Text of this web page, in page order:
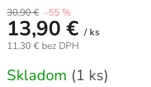
30,90 € –55 %
13,90 € / ks
11,30 € bez DPH
cena:
Skladom (1 ks)